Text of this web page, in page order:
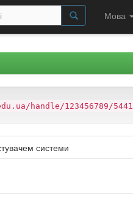
Мова
handle/123456789/5441
системи